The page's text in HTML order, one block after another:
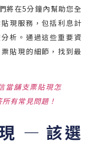
將在5分鐘內幫助您全
現服務，包括利息計
析。通過這些重要資
貼現的細節，找到最
當舖支票貼現怎
有常見問題！
— 該選